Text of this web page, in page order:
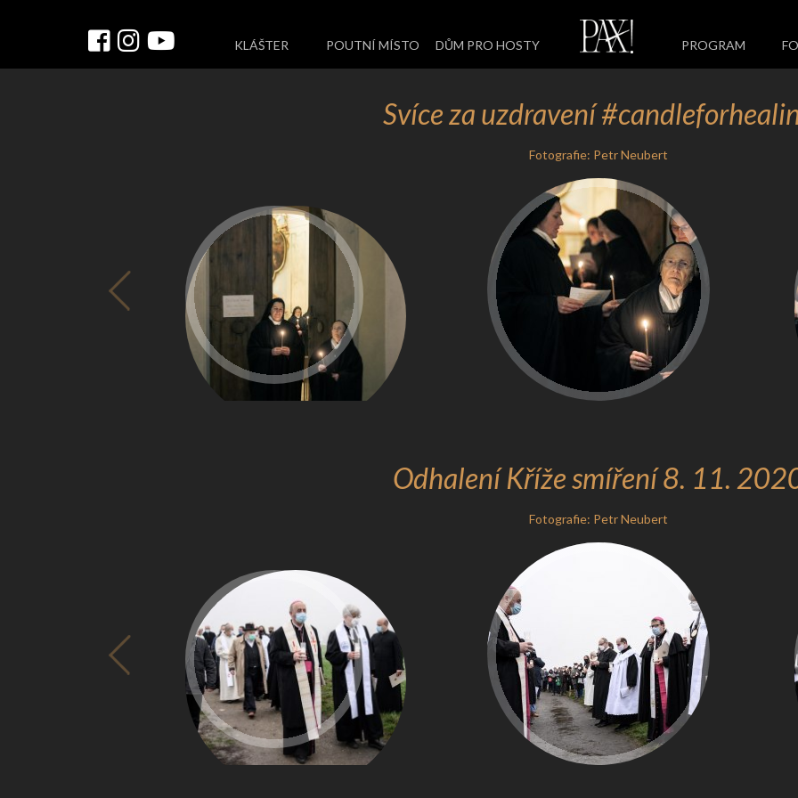
KLÁŠTER POUTNÍ MÍSTO DŮM PRO HOSTY PROGRAM
Svíce za uzdravení
Fotografie: Petr Neubert
Odhalení Kříže smíření 8. 11.
Fotografie: Petr Neubert